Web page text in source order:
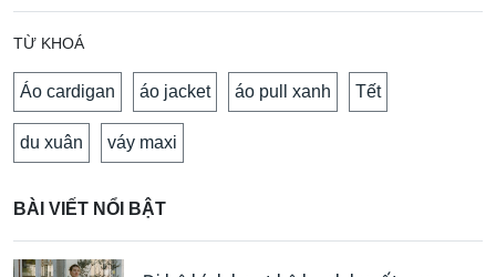
TỪ KHOÁ
Áo cardigan áo jacket áo pull xanh Tết
du xuân váy maxi
BÀI VIẾT NỔI BẬT